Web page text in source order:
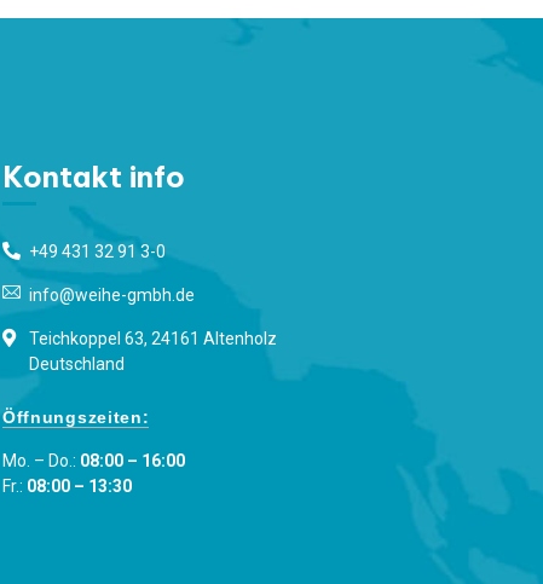
Kontakt info
+49 431 32 91 3-0
info@weihe-gmbh.de
Teichkoppel 63, 24161 Altenholz
Deutschland
Öffnungszeiten:
Mo. – Do.: 08:00 – 16:00
Fr.: 08:00 – 13:30